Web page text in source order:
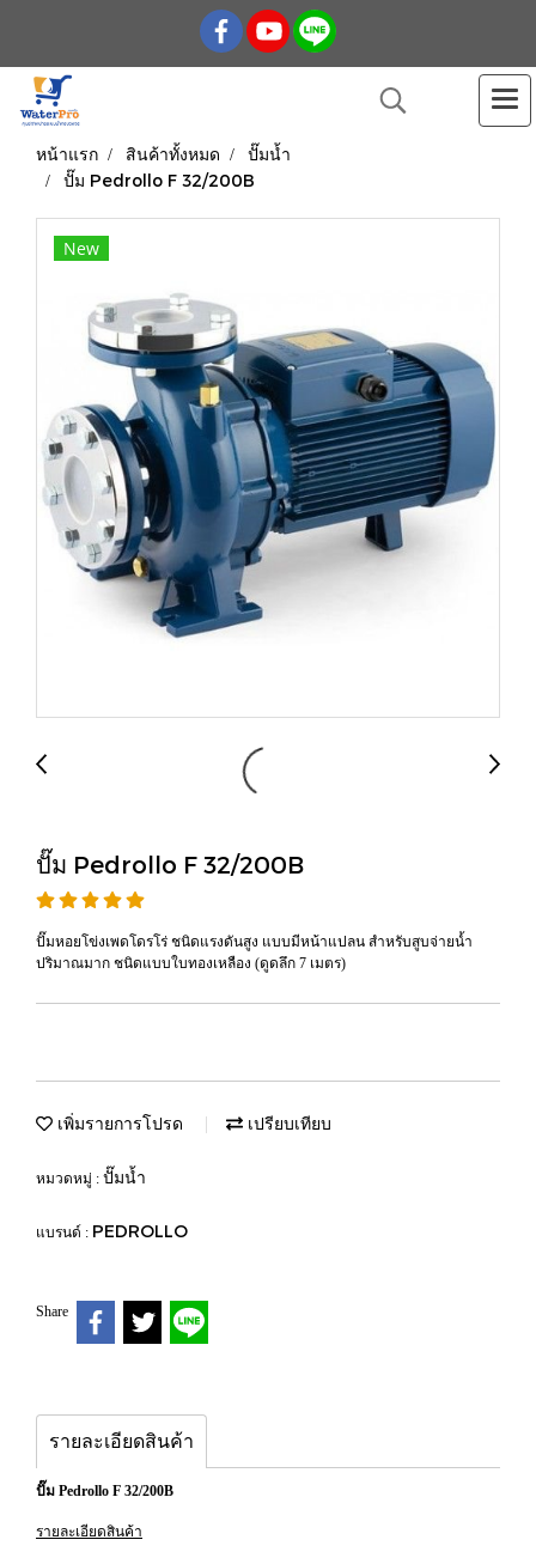
หน้าแรก สินค้าทั้งหมด
ปั๊มน้ำ
ปั๊ม Pedrollo F 32/200B
New
ปั๊ม Pedrollo F 32/200B
ปั๊มหอยโข่งเพดโดรโร่ ชนิดแรงดันสูง แบบมีหน้าแปลน สำหรับสูบจ่ายน้ำ
ปริมาณมาก ชนิดแบบใบทองเหลือง (ดูดลึก 7 เมตร)
เพิ่มรายการโปรด เปรียบเทียบ
หมวดหมู่ : ปั๊มน้ำ
แบรนด์ : PEDROLLO
Share
รายละเอียดสินค้า
ปั๊ม Pedrollo F 32/200B
รายละเอียดสินค้า